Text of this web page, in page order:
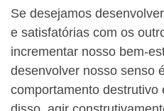
Se desejamos
e satisfatórias com os
incrementar nosso bem-
desenvolver nosso senso
comportamento destrutivo